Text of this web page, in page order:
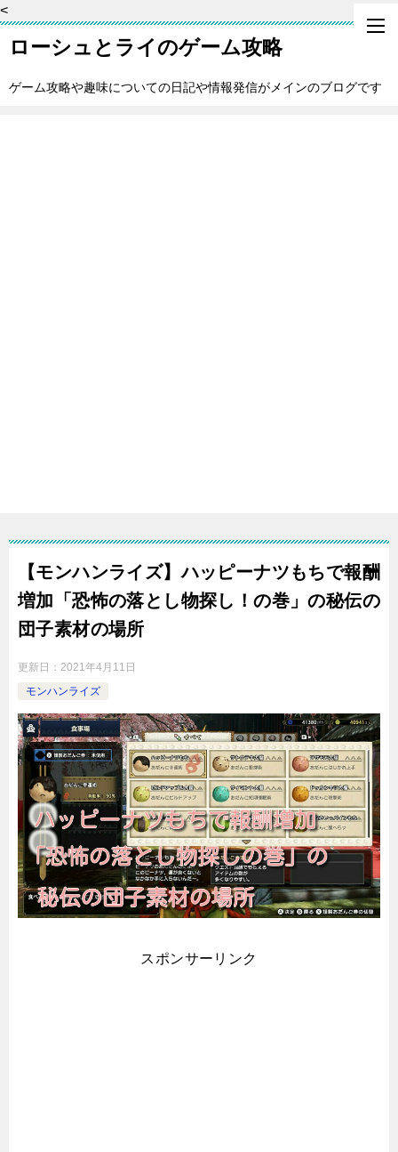
<
ローシュとライのゲーム攻略
ゲーム攻略や趣味についての日記や情報発信がメインのブログです
【モンハンライズ】ハッピーナツもちで報酬
増加「恐怖の落とし物探し！の巻」の秘伝の
団子素材の場所
更新日： 2021年4月11日
モンハンライズ
スポンサーリンク